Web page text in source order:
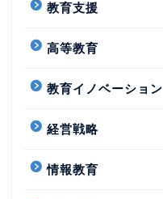
教育支援
高等教育
教育イノベーション
経営戦略
情報教育